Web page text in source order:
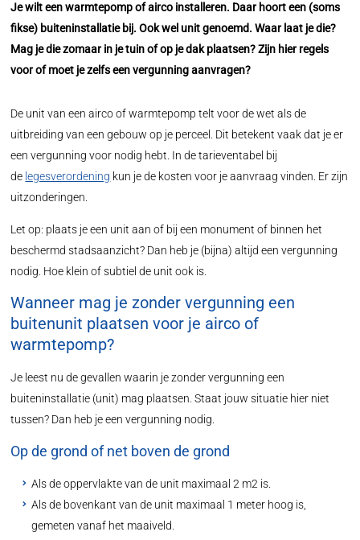
Je wilt een warmtepomp of airco installeren. Daar hoort een (soms
fikse) buiteninstallatie bij. Ook wel unit genoemd. Waar laat je die?
Mag je die zomaar in je tuin of op je dak plaatsen? Zijn hier regels
voor of moet je zelfs een vergunning aanvragen?
De unit van een airco of warmtepomp telt voor de wet als de
uitbreiding van een gebouw op je perceel. Dit betekent vaak dat je er
een vergunning voor nodig hebt. In de tarieventabel bij
de legesverordening kun je de kosten voor je aanvraag vinden. Er zijn
uitzonderingen.
Let op: plaats je een unit aan of bij een monument of binnen het
beschermd stadsaanzicht? Dan heb je (bijna) altijd een vergunning
nodig. Hoe klein of subtiel de unit ook is.
Wanneer mag je zonder vergunning een
buitenunit plaatsen voor je airco of
warmtepomp?
Je leest nu de gevallen waarin je zonder vergunning een
buiteninstallatie (unit) mag plaatsen. Staat jouw situatie hier niet
tussen? Dan heb je een vergunning nodig.
Op de grond of net boven de grond
Als de oppervlakte van de unit maximaal 2 m2 is.
Als de bovenkant van de unit maximaal 1 meter hoog is,
gemeten vanaf het maaiveld.